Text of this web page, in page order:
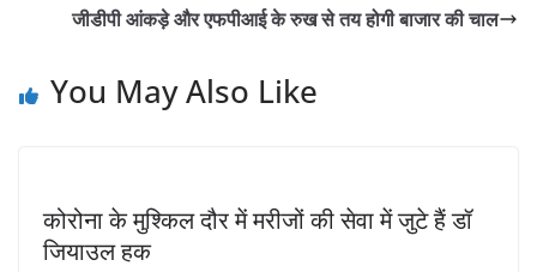
जीडीपी आंकड़े और एफपीआई के रुख से तय होगी बाजार की चाल
You May Also Like
कोरोना के मुश्किल दौर में मरीजों की सेवा में जुटे हैं डॉ
जियाउल हक